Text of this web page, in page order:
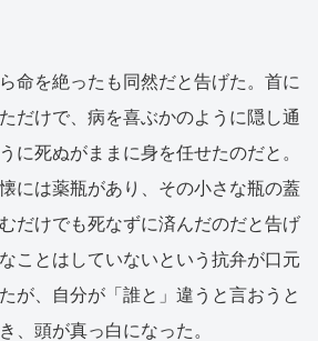
命を絶ったも同然だと告げた。首に
だけで、病を喜ぶかのように隠し通
に死ぬがままに身を任せたのだと。
には薬瓶があり、その小さな瓶の蓋
だけでも死なずに済んだのだと告げ
ことはしていないという抗弁が口元
が、自分が「誰と」違うと言おうと
、頭が真っ白になった。